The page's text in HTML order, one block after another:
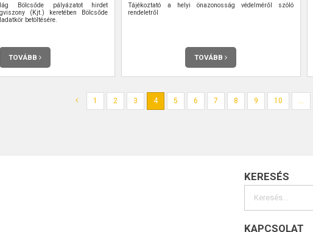
Bölcsőde pályázatot hirdet
(Kjt.) keretében Bölcsőde
betöltésére.
TOVÁBB
Tájékoztató a helyi önazonosság védelméről szóló
rendeletről
TOVÁBB
1 2 3 4 5 6 7 8 9 10 ...
KERESÉS
KAPCSOLAT